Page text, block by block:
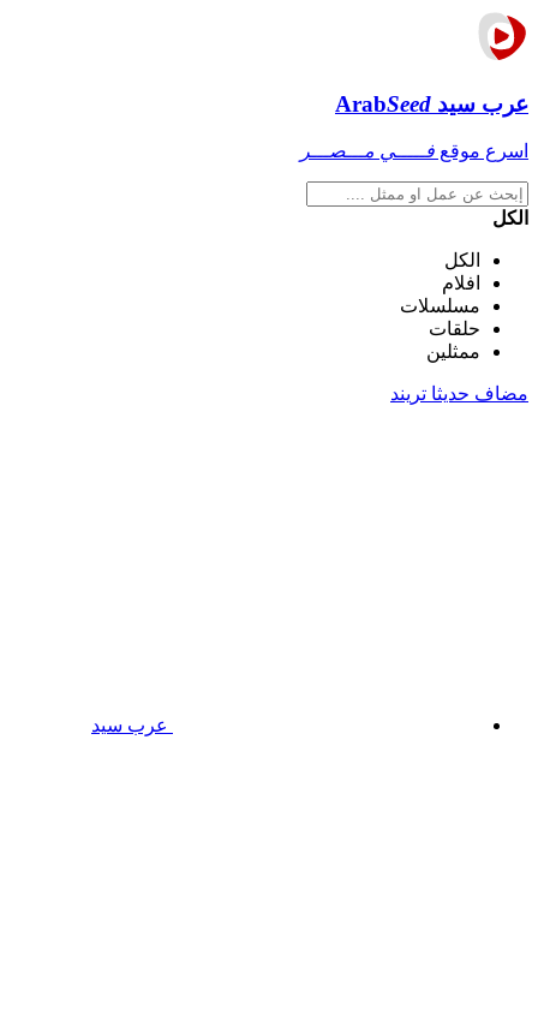
عرب سيد ArabSeed
اسرع موقع فـــــي مـــصـــر
الكل
الكل
افلام
مسلسلات
حلقات
ممثلين
مضاف حديثا تريند
عرب سيد